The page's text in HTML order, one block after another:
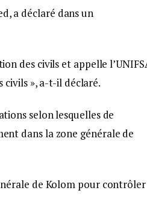
a déclaré dans un
des civils et appelle
», a-t-il déclaré.
selon lesquelles de
dans la zone générale de
de Kolom pour contrôler